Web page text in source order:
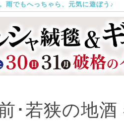
雨でもへっちゃら、元気に遊ぼう♪
･若狭の地